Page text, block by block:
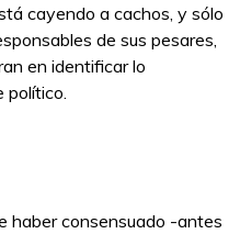
cayendo a cachos, y sólo
de sus pesares,
en identificar lo
político.
haber consensuado -antes